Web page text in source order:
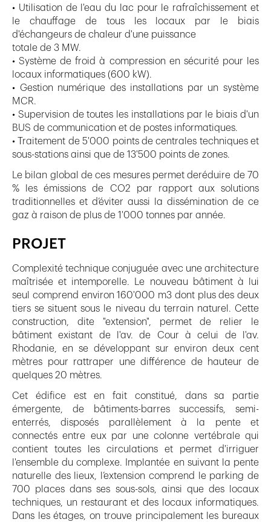
• Utilisation de l'eau du lac pour le rafraîchissement et
le chauffage de tous les locaux par le biais
d'échangeurs de chaleur d'une puissance
totale de 3 MW.
• Système de froid à compression en sécurité pour les
locaux informatiques (600 kW).
• Gestion numérique des installations par un système
MCR.
• Supervision de toutes les installations par le biais d'un
BUS de communication et de postes informatiques.
• Traitement de 5'000 points de centrales techniques et
sous-stations ainsi que de 13'500 points de zones.
Le bilan global de ces mesures permet deréduire de 70
% les émissions de CO2 par rapport aux solutions
traditionnelles et d’éviter aussi la dissémination de ce
gaz à raison de plus de 1'000 tonnes par année.
PROJET
Complexité technique conjuguée avec une architecture
maîtrisée et intemporelle. Le nouveau bâtiment à lui
seul comprend environ 160'000 m3 dont plus des deux
tiers se situent sous le niveau du terrain naturel. Cette
construction, dite "extension", permet de relier le
bâtiment existant de l'av. de Cour à celui de l'av.
Rhodanie, en se développant sur environ deux cent
mètres pour rattraper une différence de hauteur de
quelques 20 mètres.
Cet édifice est en fait constitué, dans sa partie
émergente, de bâtiments-barres successifs, semi-
enterrés, disposés parallèlement à la pente et
connectés entre eux par une colonne vertébrale qui
contient toutes les circulations et permet d'irriguer
l'ensemble du complexe. Implantée en suivant la pente
naturelle des lieux, l’extension comprend le parking de
700 places dans ses sous-sols, ainsi que des locaux
techniques, un restaurant et des locaux informatiques.
Dans les étages, on trouve principalement les bureaux